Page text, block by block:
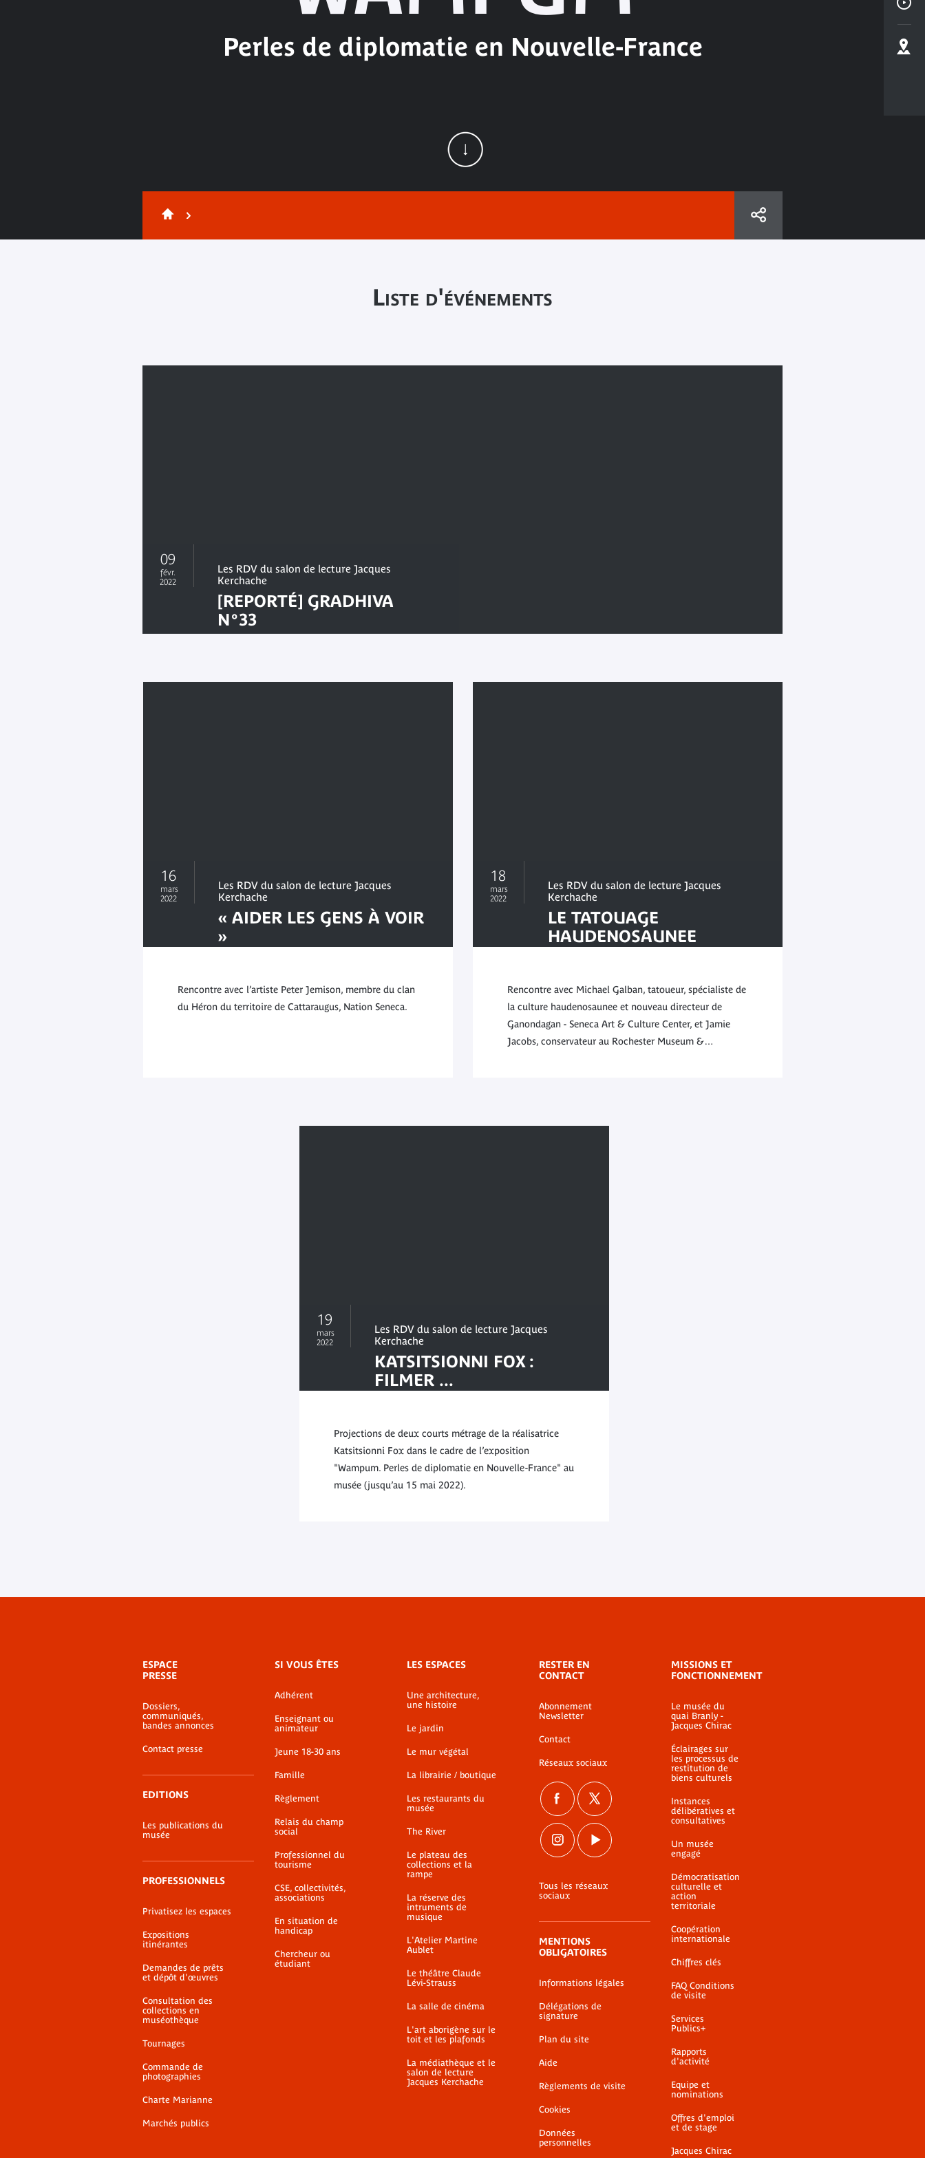
Perles de diplomatie en Nouvelle-France
Liste d'événements
09
févr.
2022
Les RDV du salon de lecture Jacques
Kerchache
[REPORTÉ] GRADHIVA
N°33
16
mars
2022
Les RDV du salon de lecture Jacques
Kerchache
« AIDER LES GENS À VOIR
»
Rencontre avec l’artiste Peter Jemison, membre du clan
du Héron du territoire de Cattaraugus, Nation Seneca.
18
mars
2022
Les RDV du salon de lecture Jacques
Kerchache
LE TATOUAGE
HAUDENOSAUNEE
Rencontre avec Michael Galban, tatoueur, spécialiste de
la culture haudenosaunee et nouveau directeur de
Ganondagan - Seneca Art & Culture Center, et Jamie
Jacobs, conservateur au Rochester Museum &…
19
mars
2022
Les RDV du salon de lecture Jacques
Kerchache
KATSITSIONNI FOX :
FILMER ...
Under the Husk"
Projections de deux courts métrage de la réalisatrice
Katsitsionni Fox dans le cadre de l’exposition
"Wampum. Perles de diplomatie en Nouvelle-France" au
musée (jusqu’au 15 mai 2022).
de
bas-
page
ESPACE
PRESSE
Dossiers,
communiqués,
bandes annonces
Contact presse
EDITIONS
Les publications du
musée
PROFESSIONNELS
Privatisez les espaces
Expositions
itinérantes
Demandes de prêts
et dépôt d'œuvres
Consultation des
collections en
muséothèque
Tournages
Commande de
photographies
Charte Marianne
Marchés publics
SI VOUS ÊTES
Adhérent
Enseignant ou
animateur
Jeune 18-30 ans
Famille
Règlement
Relais du champ
social
Professionnel du
tourisme
CSE, collectivités,
associations
En situation de
handicap
Chercheur ou
étudiant
LES ESPACES
Une architecture,
une histoire
Le jardin
Le mur végétal
La librairie / boutique
Les restaurants du
musée
The River
Le plateau des
collections et la
rampe
La réserve des
intruments de
musique
L'Atelier Martine
Aublet
Le théâtre Claude
Lévi-Strauss
La salle de cinéma
L'art aborigène sur le
toit et les plafonds
La médiathèque et le
salon de lecture
Jacques Kerchache
RESTER EN
CONTACT
Abonnement
Newsletter
Contact
Réseaux sociaux
Tous les réseaux
sociaux
MENTIONS
OBLIGATOIRES
Informations légales
Délégations de
signature
Plan du site
Aide
Règlements de visite
Cookies
Données
personnelles
MISSIONS ET
FONCTIONNEMENT
Le musée du
quai Branly -
Jacques Chirac
Éclairages sur
les processus de
restitution de
biens culturels
Instances
délibératives et
consultatives
Un musée
engagé
Démocratisation
culturelle et
action
territoriale
Coopération
internationale
Chiffres clés
FAQ Conditions
de visite
Services
Publics+
Rapports
d'activité
Equipe et
nominations
Offres d'emploi
et de stage
Jacques Chirac